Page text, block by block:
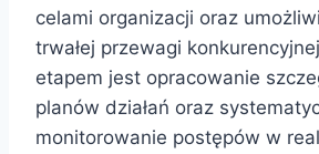
celami organizacji oraz
trwałej przewagi
etapem jest opracowanie
planów działań oraz
monitorowanie postępów w